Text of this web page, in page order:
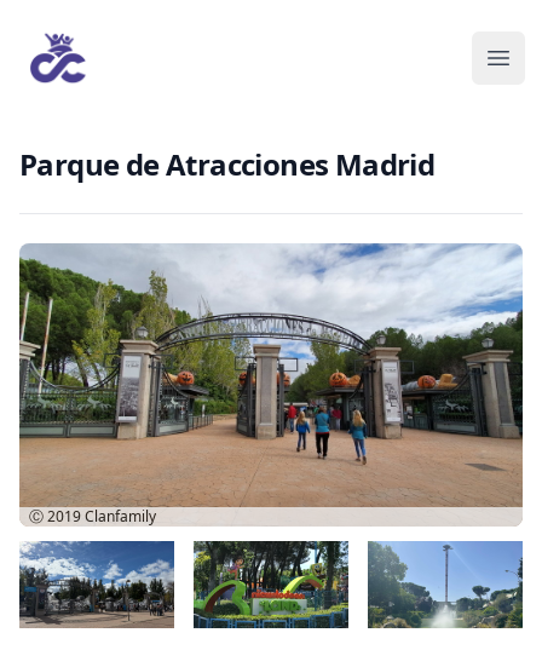
Parque de Atracciones Madrid
Ⓒ 2019Clanfamily